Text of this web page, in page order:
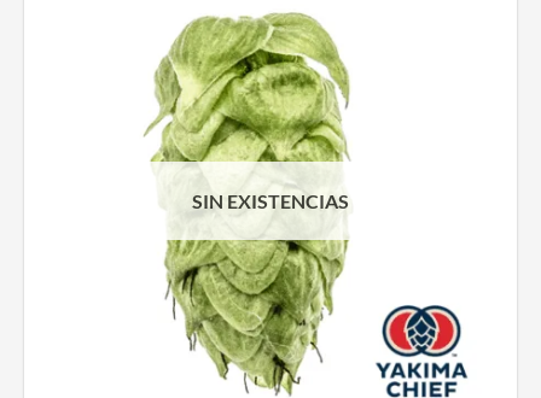
SIN EXISTENCIAS